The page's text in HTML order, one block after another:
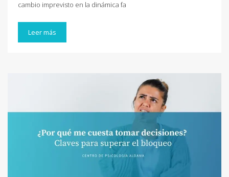
cambio imprevisto en la dinámica fa
Leer más